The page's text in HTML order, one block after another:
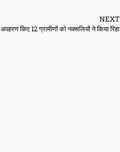
NEXT
अपहरण किए 12 ग्रामीणों को नक्सलियों ने किया रिहा